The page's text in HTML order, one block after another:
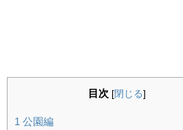
目次 [閉じる]
1 公園編